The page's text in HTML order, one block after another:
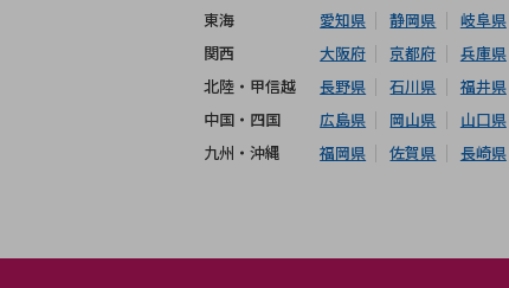
東海
愛知県 静岡県 岐阜県
関西
大阪府 京都府 兵庫県
北陸・甲信越
長野県 石川県 福井県
中国・四国
広島県 岡山県 山口県
九州・沖縄
福岡県 佐賀県 長崎県